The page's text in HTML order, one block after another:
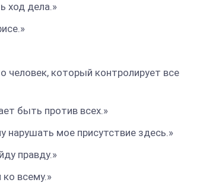
ход дела.»
человек, который контролирует все
быть против всех.»
нарушать мое присутствие здесь.»
правду.»
всему.»